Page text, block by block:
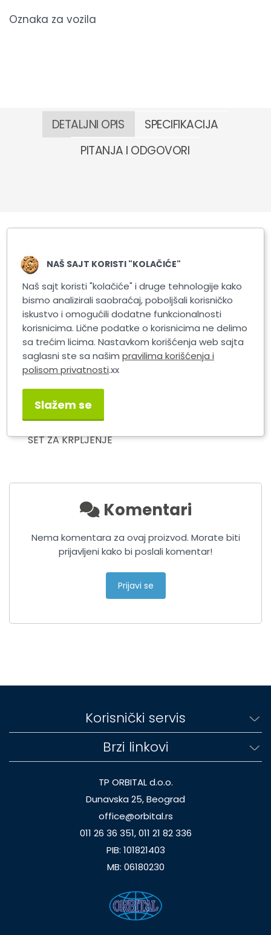
Oznaka za vozila
DETALJNI OPIS
SPECIFIKACIJA
PITANJA I ODGOVORI
Slični proizvodi
SET ZA KRPLJENJE
Komentari
Nema komentara za ovaj proizvod. Morate biti
prijavljeni kako bi poslali komentar!
Prijavi se
Korisnički servis
Brzi linkovi
TP ORBITAL d.o.o.
Dunavska 25, Beograd
office@orbital.rs
011 26 36 351, 011 21 82 336
PIB: 101821403
MB: 06180230
NAŠ SAJT KORISTI "KOLAČIĆE"
Naš sajt koristi "kolačiće" i druge tehnologije kako
bismo analizirali saobraćaj, poboljšali korisničko
iskustvo i omogućili dodatne funkcionalnosti
korisnicima. Lične podatke o korisnicima ne delimo
sa trećim licima. Nastavkom korišćenja web sajta
saglasni ste sa našimpravilima korišćenja i
polisom privatnosti.xx
Slažem se